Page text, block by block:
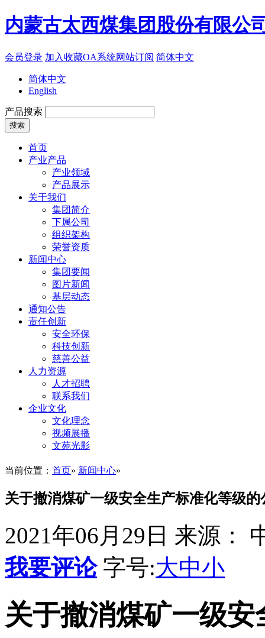
内蒙古太西煤集团股份有限公
会员登录 加入收藏OA系统网站订阅 简体中文
简体中文
English
产品搜索
首页
产业产品
产业领域
产品展示
关于我们
集团简介
下属公司
组织架构
荣誉资质
新闻中心
集团要闻
图片新闻
基层动态
通知公告
责任创新
安全环保
科技创新
慈善公益
人力资源
人才招聘
联系我们
企业文化
文化理念
视频展播
文苑光影
当前位置： 首页» 新闻中心»
关于撤消煤矿一级安全生产标准化等级的
2021年06月29日 来源：
我要评论 字号:大中小
关于撤消煤矿一级